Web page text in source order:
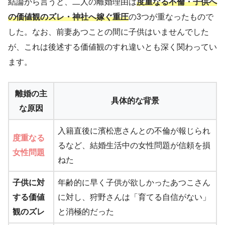
の価値観のズレ・神社へ嫁ぐ重圧の3つが重なったもので
した。なお、前妻あつことの間に子供はいませんでした
が、これは後述する価値観のすれ違いとも深く関わってい
ます。
離婚の主
な原因
具体的な背景
度重なる
女性問題
入籍直後に濱松恵さんとの不倫が報じられ
るなど、結婚生活中の女性問題が信頼を損
ねた
子供に対
する価値
観のズレ
年齢的に早く子供が欲しかったあつこさん
に対し、狩野さんは「育てる自信がない」
と消極的だった